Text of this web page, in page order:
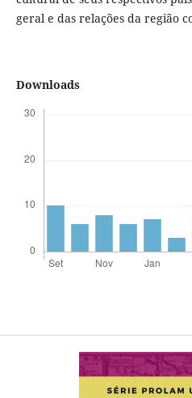
geral e das relações da região
Downloads